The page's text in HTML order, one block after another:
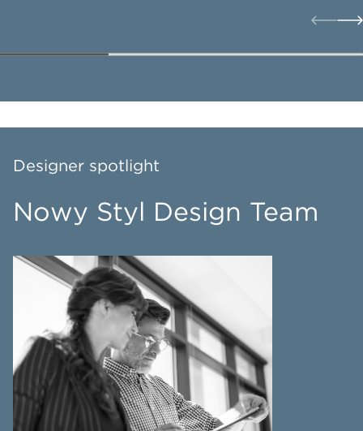
Designer spotlight
Nowy Styl Design Team